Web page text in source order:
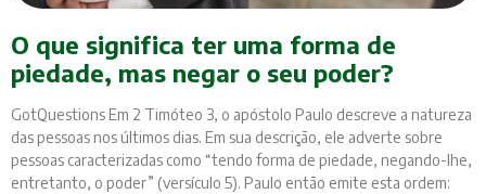
O que significa ter uma forma de
piedade, mas negar o seu poder?
GotQuestions Em 2 Timóteo 3, o apóstolo Paulo descreve a natureza
das pessoas nos últimos dias. Em sua descrição, ele adverte sobre
pessoas caracterizadas como “tendo forma de piedade, negando-lhe,
entretanto, o poder” (versículo 5). Paulo então emite esta ordem: